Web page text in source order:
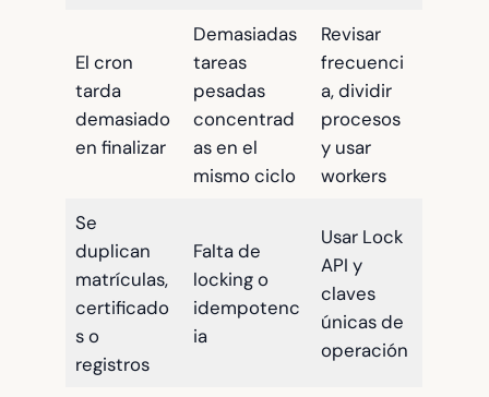
El cron
tarda
demasiado
en finalizar
Demasiadas
tareas
pesadas
concentrad
as en el
mismo ciclo
Revisar
frecuenci
a, dividir
procesos
y usar
workers
Se
duplican
matrículas,
certificado
s o
registros
Falta de
locking o
idempotenc
ia
Usar Lock
API y
claves
únicas de
operación